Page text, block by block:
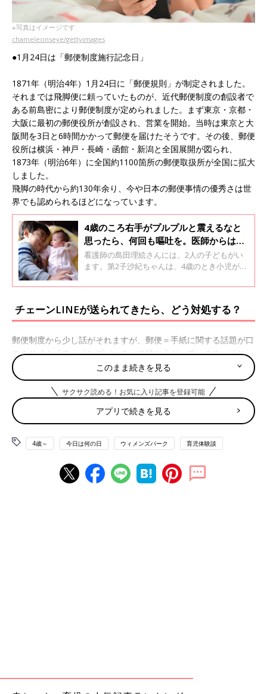
※写真はイメージです
chameleonseye/gettyimages
●1月24日は「郵便制度施行記念日」
1871年（明治4年）1月24日に「郵便規則」が制定されました。
それまでは飛脚便に頼っていたものが、近代郵便制度の創設者で
ある前島密により郵便制度が定められました。まず東京・京都・
大阪に最初の郵便役所が創設され、営業を開始。当時は東京と大
阪間を3日と6時間かかって郵便を届けたそうです。その後、郵便
役所は横浜・神戸・長崎・函館・新潟と全国展開が図られ、
1873年（明治6年）に全国約1100箇所の郵便取扱所が全国に拡大
しました。
飛脚の時代から約130年余り、今や日本の郵便事情の優秀さは世
界でも認められるほどになっています。
4歳のころ右手がプルプルと震えるなと
思ったら、何回も嘔吐を。医師からは
「ほとんどの子が1年以内に亡くなる」
と説明され･･･【小児がん体験談】
看護師の島田理絵さんには、2人の子どもがい
ます。第2子沙紀ちゃんは、4歳のとき小児がん
射線治療などの治療が続きました。上の子は、
絵さんに、沙紀ちゃんが生まれたときのことや
診断、治療について聞きました。全2回インタ
ビューの前編です。
チェーンLINEが送られてきたら、どう対処する？
郵便制度から少し話がそれますが、郵便＝手紙に関する話題が口
コミサイト『ウィメンズパーク』で持ち上がっています。それ
は“不幸の手紙”。
「この手紙を受け取った人は、○人に同じ内容の手紙を回さない
と不幸になる…」というものです。
今は、手紙ではなく、同じような趣旨がLINEで送られてくる“チ
ェーンLINE”があります。
「夜の9時すぎ、小学4年の娘にお友達からチェーンLINEがきま
に回してとか。いきなり殺しに行くとか読んだ娘は、震えて号
泣。『心配ならお母さんに送っていいよ』と言うと『ダメ、お母
にも迷惑だから送らないように』と子どもには指示するつもりで
このまま続きを見る
サクサク読める！お気に入り記事を登録可能
アプリで続きを見る
4歳～ 今日は何の日 ウィメンズパーク 育児体験談